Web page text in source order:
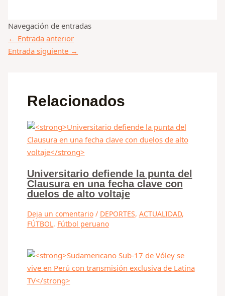
Navegación de entradas
← Entrada anterior
Entrada siguiente →
Relacionados
Universitario defiende la punta del
Clausura en una fecha clave con
duelos de alto voltaje
Deja un comentario / DEPORTES, ACTUALIDAD,
FÚTBOL, Fútbol peruano